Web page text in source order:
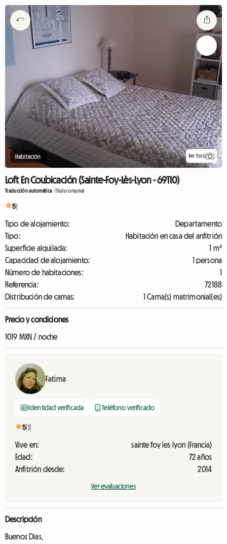
Habitación Ver foto
Loft En Coubicación (Sainte-Foy-Lès-Lyon - 69110)
Traducción automática-Título original
51
Tipo de alojamiento:
Departamento
Tipo:
Habitación en casa del anfitrión
Superficie alquilada:
1 m²
Capacidad de alojamiento:
1 persona
Número de habitaciones:
1
Referencia:
72188
Distribución de camas:
1 Cama(s) matrimonial(es)
Precio y condiciones
1019 MXN / noche
Fatima
Identidad verificada Teléfono verificado
5(1)
Vive en:
sainte foy les lyon (Francia)
Edad:
72 años
Anfitrión desde:
2014
Ver evaluaciones
Descripción
Buenos Dias,